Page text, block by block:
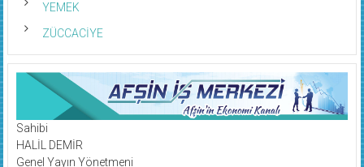
YEMEK
ZÜCCACİYE
Sahibi
HALİL DEMİR
Genel Yayın Yönetmeni